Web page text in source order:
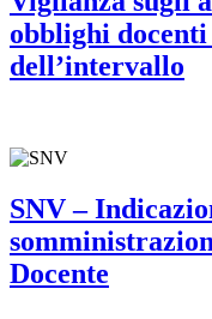
obblighi
dell’intervallo
SNV –
Docente